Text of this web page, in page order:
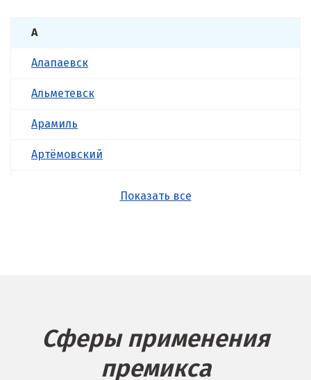
А
Алапаевск
Альметевск
Арамиль
Артёмовский
Берёзовский
Показать все
Сферы применения
премикса